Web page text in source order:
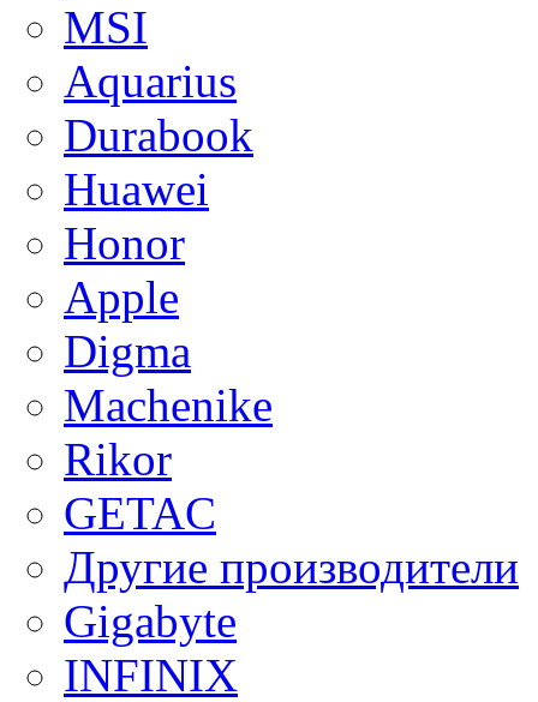
MSI
Aquarius
Durabook
Huawei
Honor
Apple
Digma
Machenike
Rikor
GETAC
Другие производители
Gigabyte
INFINIX